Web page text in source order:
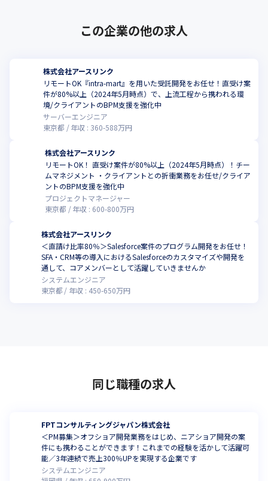
この企業の他の求人
株式会社アースリンク
リモートOK『intra-mart』を用いた受託開発をお任せ！直受け案
件が80%以上（2024年5月時点）で、上流工程から携われる環
境/クライアントのBPM支援を強化中
サーバーエンジニア
東京都
年収 : 360-588万円
株式会社アースリンク
リモートOK！ 直受け案件が80%以上（2024年5月時点）！チー
ムマネジメント ・クライアントとの折衝業務をお任せ/クライア
ントのBPM支援を強化中
プロジェクトマネージャー
東京都
年収 : 600-800万円
株式会社アースリンク
＜直請け比率80％＞Salesforce案件のプログラム開発をお任せ！
SFA・CRM等の導入におけるSalesforceのカスタマイズや開発を
通して、コアメンバーとして活躍していきませんか
システムエンジニア
東京都
年収 : 450-650万円
同じ職種の求人
FPTコンサルティングジャパン株式会社
＜PM募集＞オフショア開発業務をはじめ、ニアショア開発の案
件にも携わることができます！これまでの経験を活かして活躍可
能／3年連続で売上300％UPを実現する企業です
システムエンジニア